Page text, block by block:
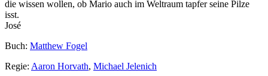
die wissen wollen, ob Mario auch im Weltraum tapfer seine Pilze
isst.
José
Buch: Matthew Fogel
Regie: Aaron Horvath, Michael Jelenich